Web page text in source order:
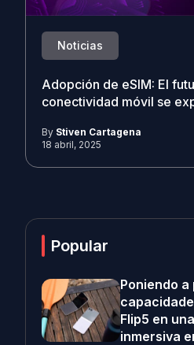
Noticias
Adopción de eSIM: El
conectividad móvil se
By Stiven Cartagena
18 abril, 2025
Popular
Poniendo
Flip5 en
inmersiva